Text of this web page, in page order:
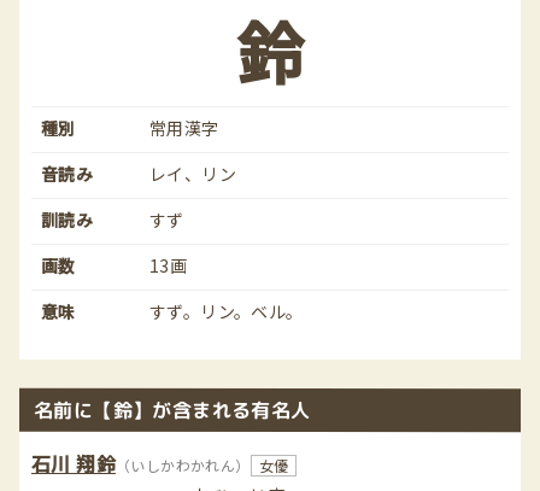
鈴
種別
常用漢字
音読み
レイ、リン
訓読み
すず
画数
13画
意味
すず。リン。ベル。
名前に【鈴】が含まれる有名人
石川 翔鈴（いしかわかれん） 女優